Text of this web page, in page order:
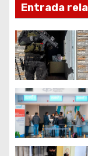
n
d
e
e
n
t
Entrada